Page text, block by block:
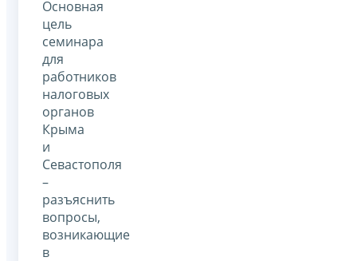
Основная
цель
семинара
для
работников
налоговых
органов
Крыма
и
Севастополя
–
разъяснить
вопросы,
возникающие
в